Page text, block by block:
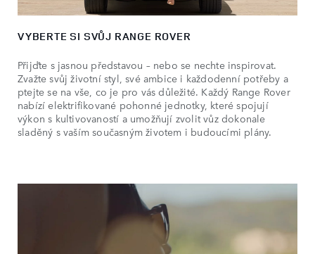
VYBERTE SI SVŮJ RANGE ROVER
Přijďte s jasnou představou – nebo se nechte inspirovat.
Zvažte svůj životní styl, své ambice i každodenní potřeby a
ptejte se na vše, co je pro vás důležité. Každý Range Rover
nabízí elektrifikované pohonné jednotky, které spojují
výkon s kultivovaností a umožňují zvolit vůz dokonale
sladěný s vaším současným životem i budoucími plány.